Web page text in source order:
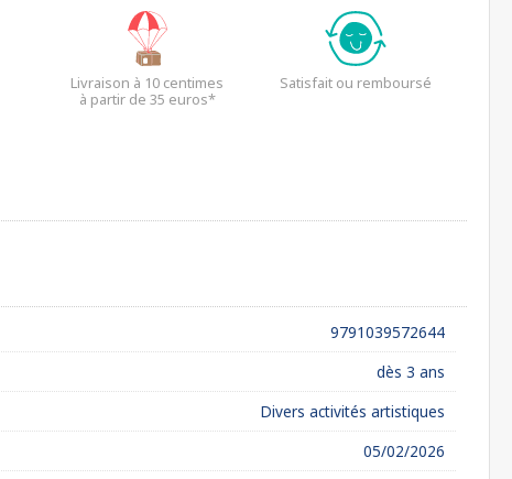
Livraison à 10 centimes
à partir de 35 euros*
Satisfait ou remboursé
9791039572644
dès 3 ans
Divers activités artistiques
05/02/2026